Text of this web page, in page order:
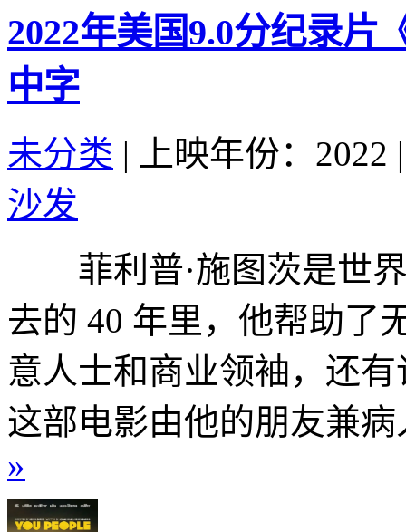
2022年美国9.0分纪录片
中字
未分类 | 上映年份：2022 |
沙发
菲利普·施图茨是世界
去的 40 年里，他帮助了
意人士和商业领袖，还
这部电影由他的朋友兼
»